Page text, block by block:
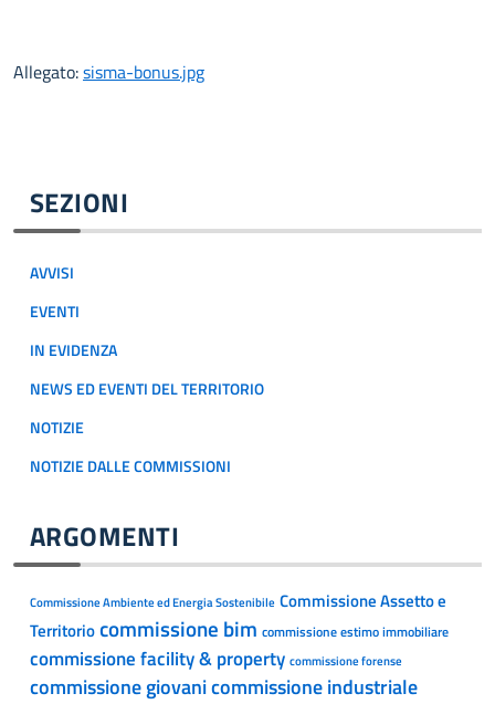
SEZIONI
AVVISI
EVENTI
IN EVIDENZA
NEWS ED EVENTI DEL TERRITORIO
NOTIZIE
NOTIZIE DALLE COMMISSIONI
ARGOMENTI
Commissione Ambiente ed Energia Sostenibile Commissione Assetto e
Territoriocommissione bim commissione estimo immobiliare
commissione facility & property commissione forense
commissione giovanicommissione industriale
Allegato:sisma-bonus.jpg